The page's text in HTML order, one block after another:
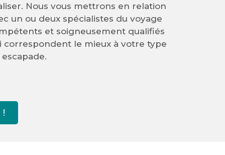
Nous vous mettrons en relation
un ou deux spécialistes du voyage
et soigneusement qualifiés
correspondent le mieux à votre type